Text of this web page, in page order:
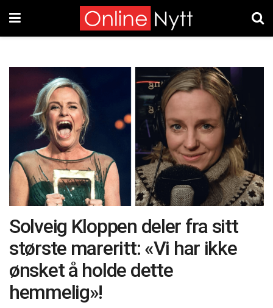
Solveig Kloppen deler fra sitt
største mareritt: «Vi har ikke
ønsket å holde dette
hemmelig»!